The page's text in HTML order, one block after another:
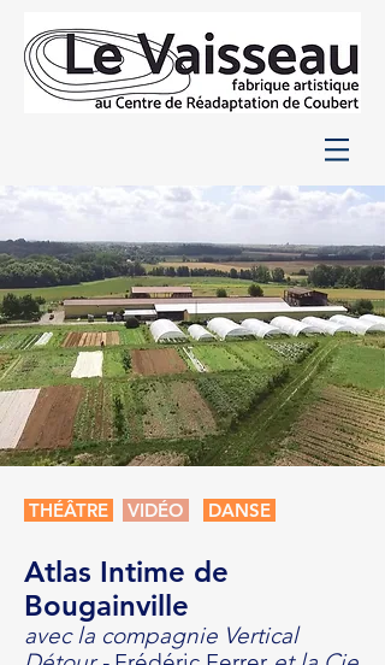
THÉÂTRE VIDÉO DANSE
Atlas Intime de
Bougainville
avec la compagnie Vertical